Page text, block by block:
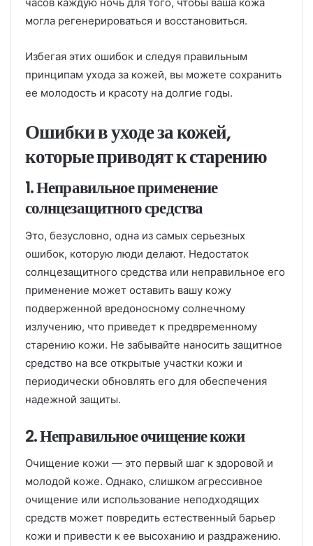
могла регенерироваться и восстановиться.
Избегая этих ошибок и следуя правильным
принципам ухода за кожей, вы можете сохранить
ее молодость и красоту на долгие годы.
Ошибки в уходе за кожей,
которые приводят к старению
1. Неправильное применение
солнцезащитного средства
Это, безусловно, одна из самых серьезных
ошибок, которую люди делают. Недостаток
солнцезащитного средства или неправильное его
применение может оставить вашу кожу
подверженной вредоносному солнечному
излучению, что приведет к предвременному
старению кожи. Не забывайте наносить защитное
средство на все открытые участки кожи и
периодически обновлять его для обеспечения
надежной защиты.
2. Неправильное очищение кожи
Очищение кожи — это первый шаг к здоровой и
молодой коже. Однако, слишком агрессивное
очищение или использование неподходящих
средств может повредить естественный барьер
кожи и привести к ее высоханию и раздражению.